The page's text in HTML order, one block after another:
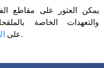
يمكن العثور على مقاطع
والتعهدات الخاصة
على.